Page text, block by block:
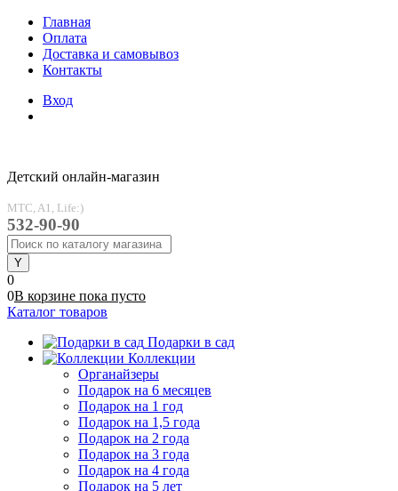
Главная
Оплата
Доставка и самовывоз
Контакты
Вход
Детский онлайн-магазин
MTC, A1, Life:)
532-90-90
0
0В корзине пока пусто
Каталог товаров
Подарки в сад
Коллекции
Органайзеры
Подарок на 6 месяцев
Подарок на 1 год
Подарок на 1,5 года
Подарок на 2 года
Подарок на 3 года
Подарок на 4 года
Подарок на 5 лет